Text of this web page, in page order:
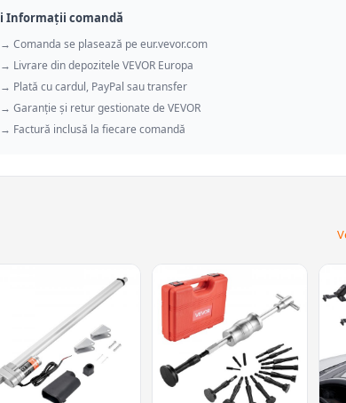
ℹ️ Informații comandă
→ Comanda se plasează pe eur.vevor.com
→ Livrare din depozitele VEVOR Europa
→ Plată cu cardul, PayPal sau transfer
→ Garanție și retur gestionate de VEVOR
→ Factură inclusă la fiecare comandă